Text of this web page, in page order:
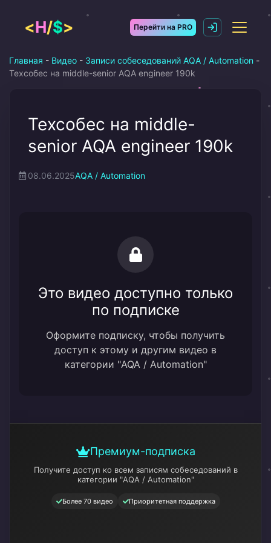
содержимому
<H/$> Перейти на PRO
Главная - Видео - Записи собеседований AQA / Automation -
Техсобес на middle-senior AQA engineer 190k
Техсобес на middle-
senior AQA engineer 190k
08.06.2025AQA / Automation
Это видео доступно только
по подписке
Оформите подписку, чтобы получить
доступ к этому и другим видео в
категории "AQA / Automation"
Премиум-подписка
Получите доступ ко всем записям собеседований в
категории "AQA / Automation"
Более 70 видео Приоритетная поддержка